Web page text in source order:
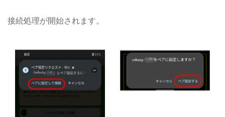
接続処理が開始されます。